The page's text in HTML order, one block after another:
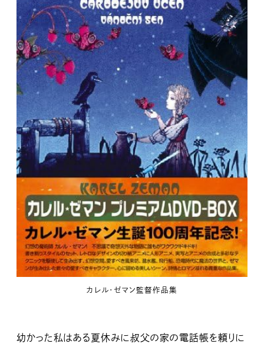
カレル・ゼマン監督作品集
幼かった私はある夏休みに叔父の家の電話帳を頼りに